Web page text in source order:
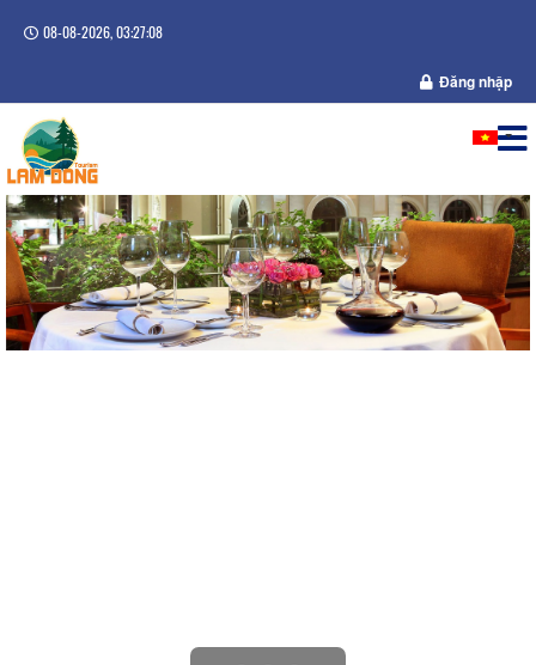
08-08-2026, 03:27:08
Đăng nhập